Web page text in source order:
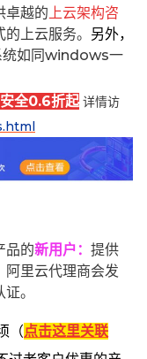
卓越的 上云架构咨
上云服务。 另外，
如同windows一
全0.6折起 详情访
品的新用户 ： 提供
阿里云代理商会发
。
（点击这里关联